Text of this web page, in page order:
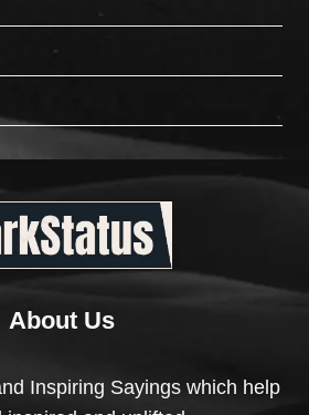
About Us
Inspiring Sayings which help